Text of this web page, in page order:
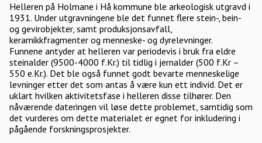
Helleren på Holmane i Hå kommune ble arkeologisk utgravd i
1931. Under utgravningene ble det funnet flere stein-, bein-
og gevirobjekter, samt produksjonsavfall,
keramikkfragmenter og menneske- og dyrelevninger.
Funnene antyder at helleren var periodevis i bruk fra eldre
steinalder (9500-4000 f.Kr.) til tidlig i jernalder (500 f.Kr –
550 e.Kr.). Det ble også funnet godt bevarte menneskelige
levninger etter det som antas å være kun ett individ. Det er
uklart hvilken aktivitetsfase i helleren disse tilhører. Den
nåværende dateringen vil løse dette problemet, samtidig som
det vurderes om dette materialet er egnet for inkludering i
pågående forskningsprosjekter.